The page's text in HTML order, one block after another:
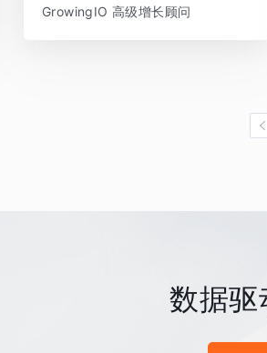
GrowingIO 高级增长顾问
数据驱